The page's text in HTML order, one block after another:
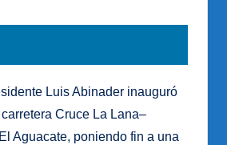
Luis Abinader inauguró
Cruce La Lana–
Aguacate, poniendo fin a una